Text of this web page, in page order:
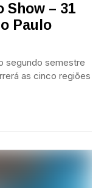
Show – 31
Paulo
segundo semestre
as cinco regiões